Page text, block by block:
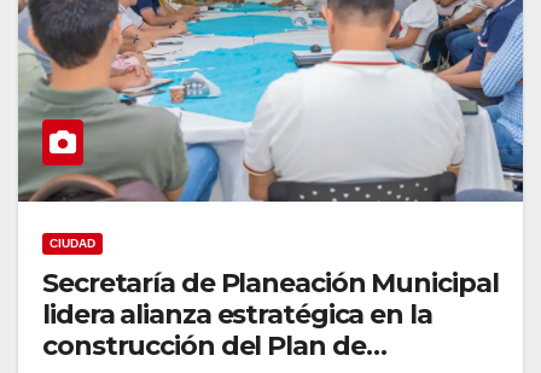
CIUDAD
Secretaría de Planeación Municipal
lidera alianza estratégica en la
construcción del Plan de